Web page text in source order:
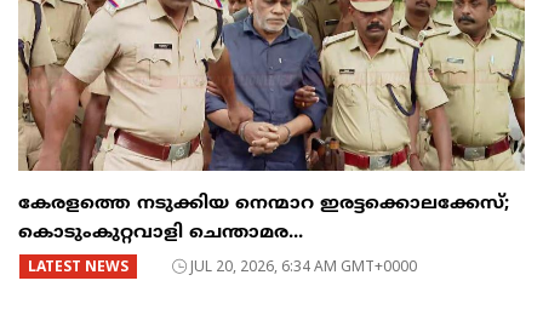
കേരളത്തെ നടുക്കിയ നെന്മാറ ഇരട്ടക്കൊലക്കേസ്;
കൊടുംകുറ്റവാളി ചെന്താമര...
LATEST NEWS JUL 20, 2026, 6:34 AM GMT+0000